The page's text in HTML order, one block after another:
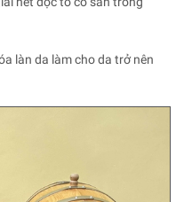
làn da làm cho da trở nên